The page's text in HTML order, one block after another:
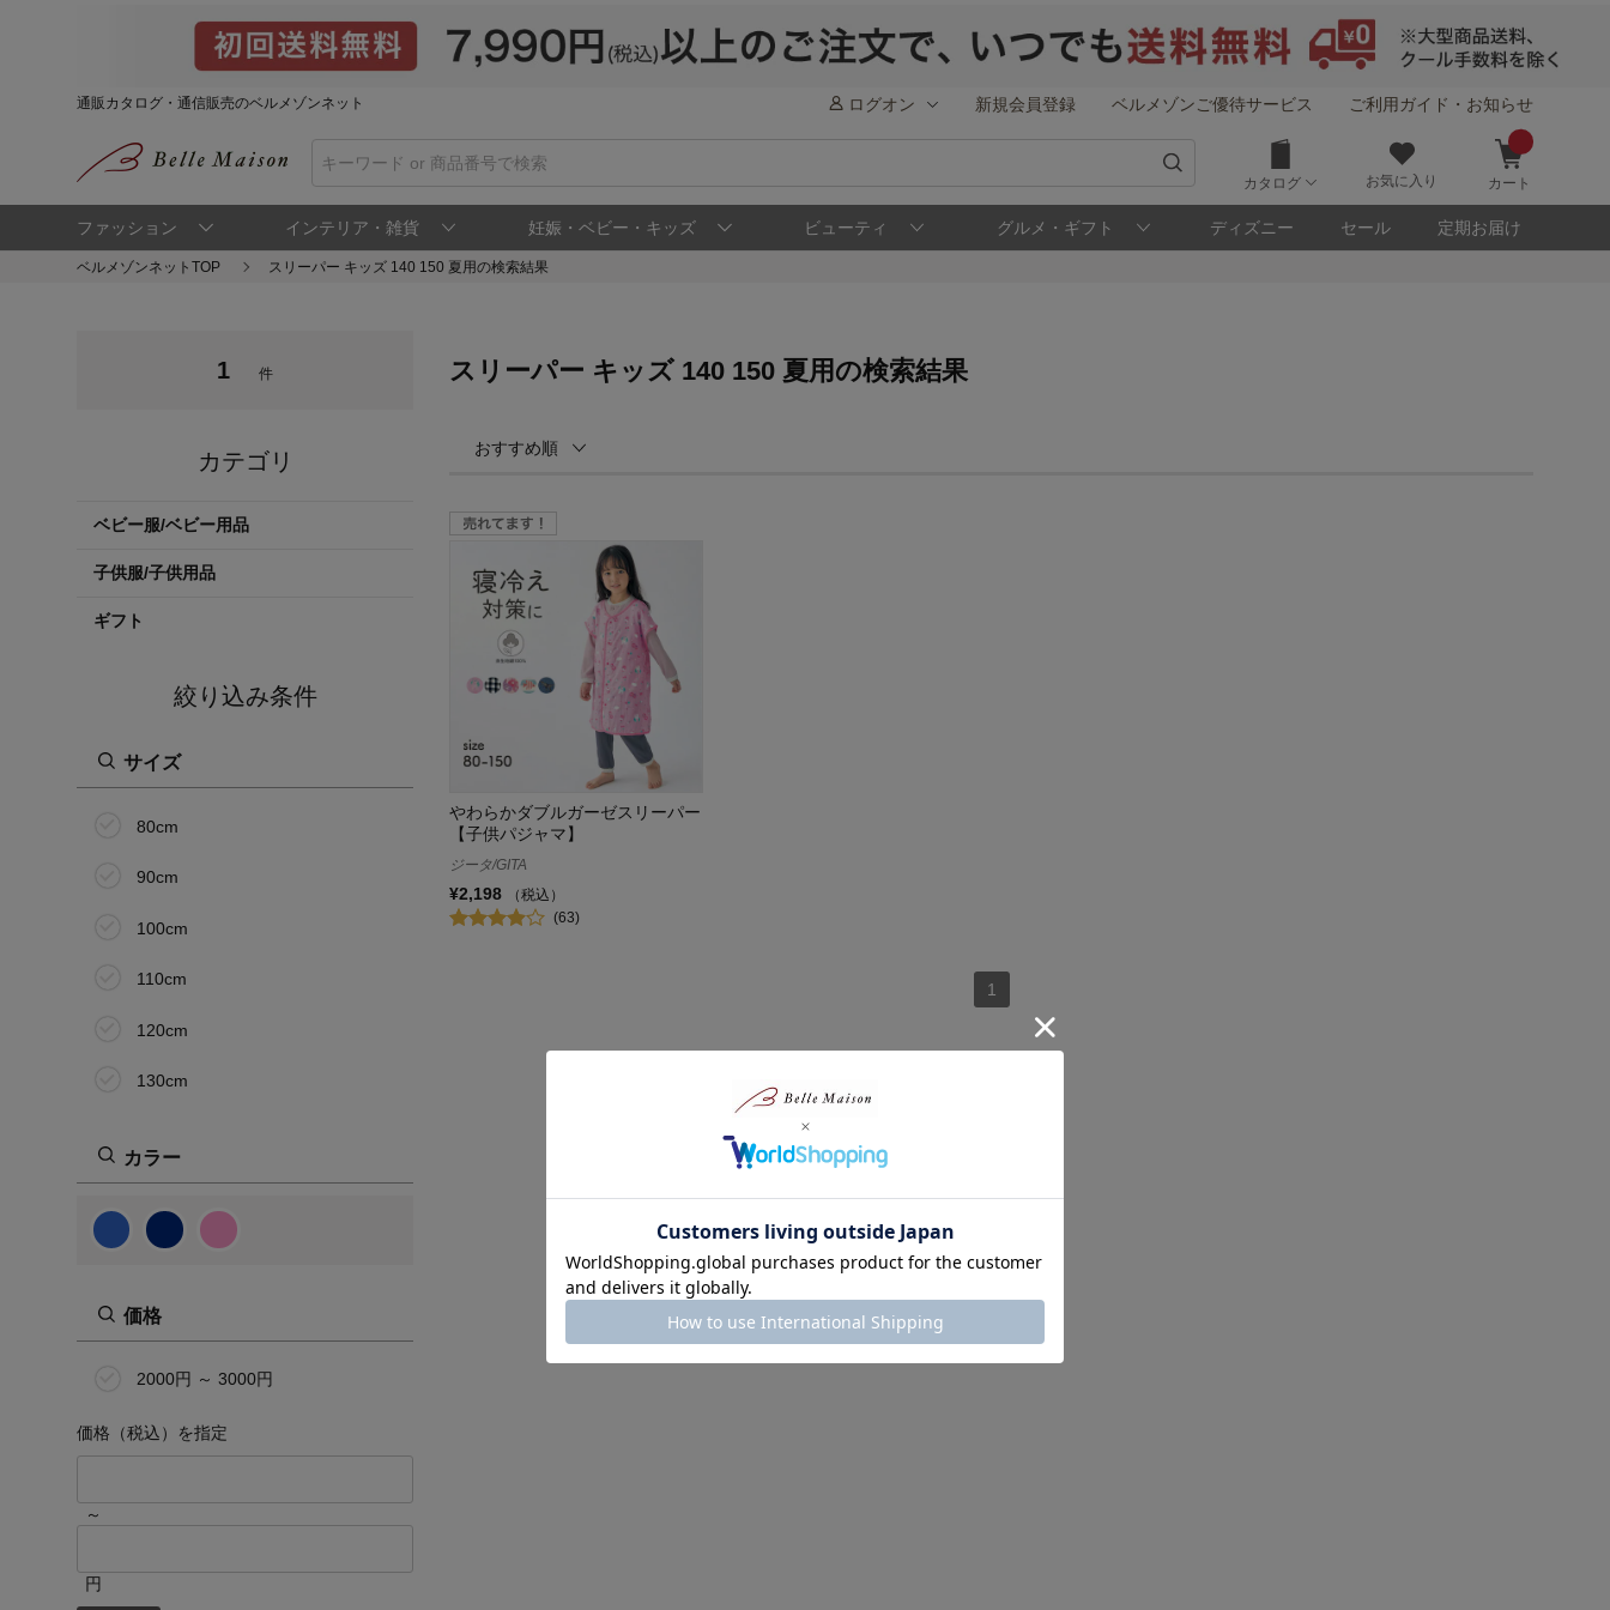
通販カタログ・通信販売のベルメゾンネット ログオン 新規会員登録 ベルメゾンご優待サービス ご利用ガイド・お知らせ
カタログ お気に入り カート
ファッション インテリア・雑貨 妊娠・ベビー・キッズ ビューティ グルメ・ギフト ディズニー セール 定期お届け
ベルメゾンネットTOP スリーパー キッズ 140 150 夏用の検索結果
1 件
カテゴリ
ベビー服/ベビー用品
子供服/子供用品
ギフト
絞り込み条件
サイズ
80cm
90cm
100cm
110cm
120cm
130cm
カラー
価格
2000円 ～ 3000円
価格（税込）を指定
～
円
スリーパー キッズ 140 150 夏用の検索結果
おすすめ順
やわらかダブルガーゼスリーパー
【子供パジャマ】
ジータ/GITA
¥2,198
（税込）
(63)
1